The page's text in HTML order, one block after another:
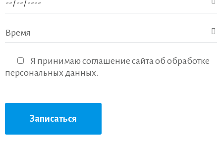
Я принимаю соглашение сайта об обработке
персональных данных.